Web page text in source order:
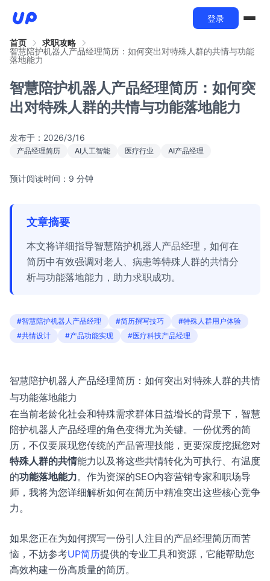
登录
首页
求职攻略
智慧陪护机器人产品经理简历：如何突出对特殊人群的共情与功能
落地能力
智慧陪护机器人产品经理简历：如何突
出对特殊人群的共情与功能落地能力
发布于： 2026/3/16
产品经理简历 AI人工智能 医疗行业 AI产品经理
预计阅读时间：9 分钟
文章摘要
本文将详细指导智慧陪护机器人产品经理，如何在
简历中有效强调对老人、病患等特殊人群的共情分
析与功能落地能力，助力求职成功。
#智慧陪护机器人产品经理 #简历撰写技巧
#特殊人群用户体验
#共情设计
#产品功能实现 #医疗科技产品经理
智慧陪护机器人产品经理简历：如何突出对特殊人群的共情
与功能落地能力
在当前老龄化社会和特殊需求群体日益增长的背景下，智慧
陪护机器人产品经理的角色变得尤为关键。一份优秀的简
历，不仅要展现您传统的产品管理技能，更要深度挖掘您对
特殊人群的共情能力以及将这些共情转化为可执行、有温度
的功能落地能力。作为资深的SEO内容营销专家和职场导
师，我将为您详细解析如何在简历中精准突出这些核心竞争
力。
如果您正在为如何撰写一份引人注目的产品经理简历而苦
恼，不妨参考UP简历提供的专业工具和资源，它能帮助您
高效构建一份高质量的简历。